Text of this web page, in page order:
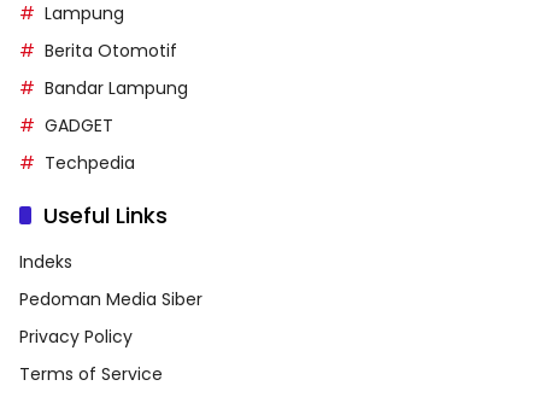
Lampung
Berita Otomotif
Bandar Lampung
GADGET
Techpedia
Useful Links
Indeks
Pedoman Media Siber
Privacy Policy
Terms of Service